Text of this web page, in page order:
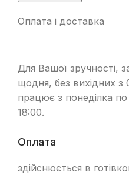
Оплата і доставка
Для Вашої зручності,
щодня, без вихідних з
працює з понеділка
18:00.
Оплата
здійснюється в